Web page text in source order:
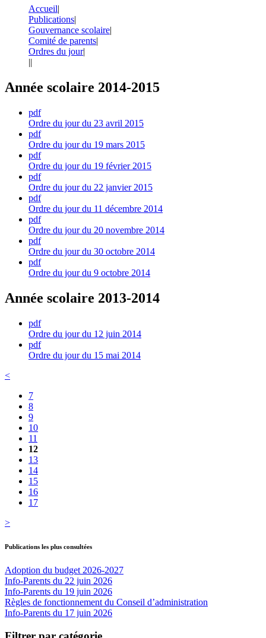
Accueil|
Publications|
Gouvernance scolaire|
Comité de parents|
Ordres du jour|
||
Année scolaire 2014-2015
pdf
Ordre du jour du 23 avril 2015
pdf
Ordre du jour du 19 mars 2015
pdf
Ordre du jour du 19 février 2015
pdf
Ordre du jour du 22 janvier 2015
pdf
Ordre du jour du 11 décembre 2014
pdf
Ordre du jour du 20 novembre 2014
pdf
Ordre du jour du 30 octobre 2014
pdf
Ordre du jour du 9 octobre 2014
Année scolaire 2013-2014
pdf
Ordre du jour du 12 juin 2014
pdf
Ordre du jour du 15 mai 2014
<
7
8
9
10
11
12
13
14
15
16
17
>
Publications les plus consultées
Adoption du budget 2026-2027
Info-Parents du 22 juin 2026
Info-Parents du 19 juin 2026
Règles de fonctionnement du Conseil d’administration
Info-Parents du 17 juin 2026